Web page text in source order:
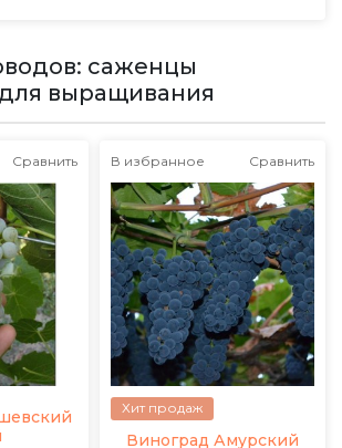
саженцы
выращивания
Сравнить В избранное Сравнить
Хит продаж
Виноград Амурский